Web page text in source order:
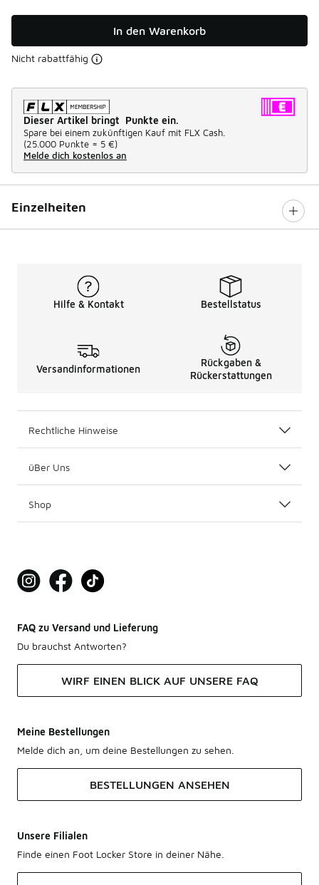
In den Warenkorb
Nicht rabattfähig
Dieser Artikel bringt Punkte ein.
Spare bei einem zukünftigen Kauf mit FLX Cash.
(25.000 Punkte = 5 €)
Melde dich kostenlos an
Einzelheiten
Hilfe & Kontakt Bestellstatus
Versandinformationen
Rückgaben &
Rückerstattungen
Rechtliche Hinweise
üBer Uns
Shop
FAQ zu Versand und Lieferung
Du brauchst Antworten?
WIRF EINEN BLICK AUF UNSERE FAQ
Meine Bestellungen
Melde dich an, um deine Bestellungen zu sehen.
BESTELLUNGEN ANSEHEN
Unsere Filialen
Finde einen Foot Locker Store in deiner Nähe.